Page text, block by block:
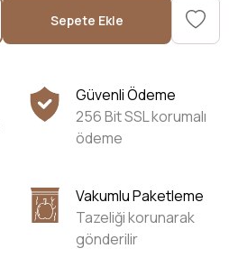
Sepete Ekle
Güvenli Ödeme
256 Bit SSL korumalı
ödeme
Vakumlu Paketleme
Tazeliği korunarak
gönderilir